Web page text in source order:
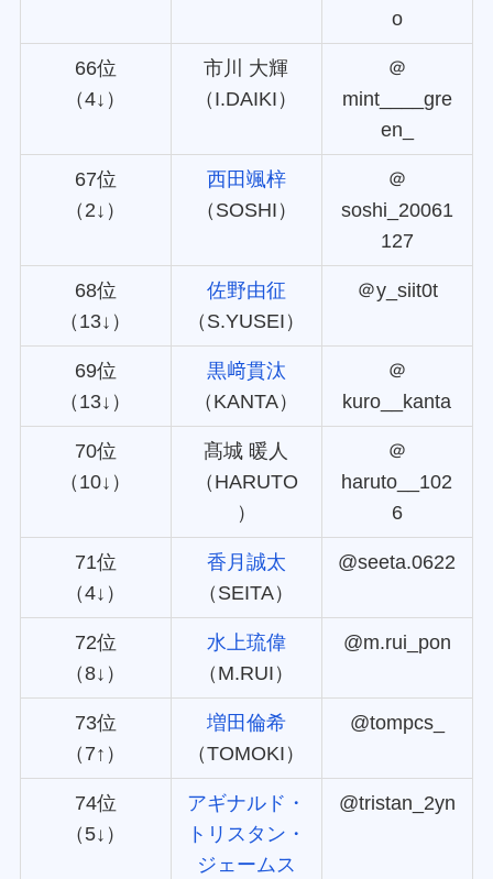
o
66位
（4↓）
市川 大輝
（I.DAIKI）
＠
mint____gre
en_
67位
（2↓）
西田颯梓
（SOSHI）
＠
soshi_20061
127
68位
（13↓）
佐野由征
（S.YUSEI）
＠y_siit0t
69位
（13↓）
黒﨑貫汰
（KANTA）
＠
kuro__kanta
70位
（10↓）
髙城 暖人
（HARUTO
）
＠
haruto__102
6
71位
（4↓）
香月誠太
（SEITA）
@seeta.0622
72位
（8↓）
水上琉偉
（M.RUI）
@m.rui_pon
73位
（7↑）
増田倫希
（TOMOKI）
@tompcs_
74位
（5↓）
アギナルド・
トリスタン・
ジェームス
@tristan_2yn